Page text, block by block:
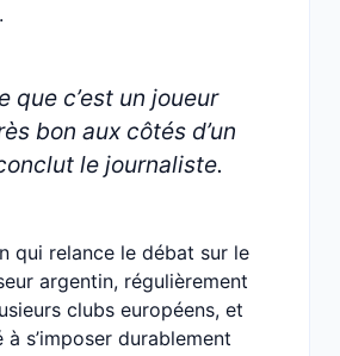
que c’est un joueur
bon aux côtés d’un
le journaliste.
qui relance le débat sur le
argentin, régulièrement
clubs européens, et
s’imposer durablement